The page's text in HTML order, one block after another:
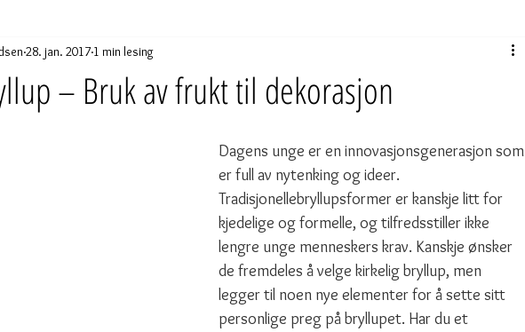
– Bruk av frukt til dekorasjon
28. jan. 2017 1 min lesing
Dagens unge er en innovasjonsgenerasjon som
er full av nytenking og ideer.
Tradisjonellebryllupsformer er kanskje litt for
kjedelige og formelle, og tilfredsstiller ikke
lengre unge menneskers krav. Kanskje ønsker
de fremdeles å velge kirkelig bryllup, men
legger til noen nye elementer for å sette sitt
personlige preg på bryllupet. Har du et